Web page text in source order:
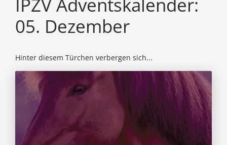
IPZV Adventskalender:
05. Dezember
Hinter diesem Türchen verbergen sich...